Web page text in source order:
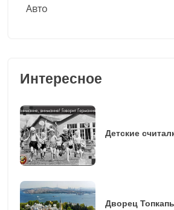
Авто
Интересное
Детские
Дворец